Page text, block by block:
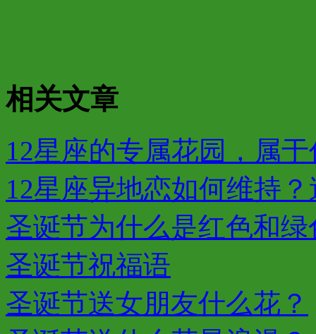
相关文章
12星座的专属花园，属
12星座异地恋如何维持
圣诞节为什么是红色和绿
圣诞节祝福语
圣诞节送女朋友什么花？